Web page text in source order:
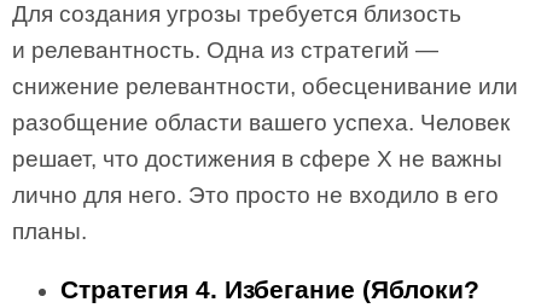
Для создания угрозы требуется близость
и релевантность. Одна из стратегий —
снижение релевантности, обесценивание или
разобщение области вашего успеха. Человек
решает, что достижения в сфере X не важны
лично для него. Это просто не входило в его
планы.
Стратегия 4. Избегание (Яблоки?